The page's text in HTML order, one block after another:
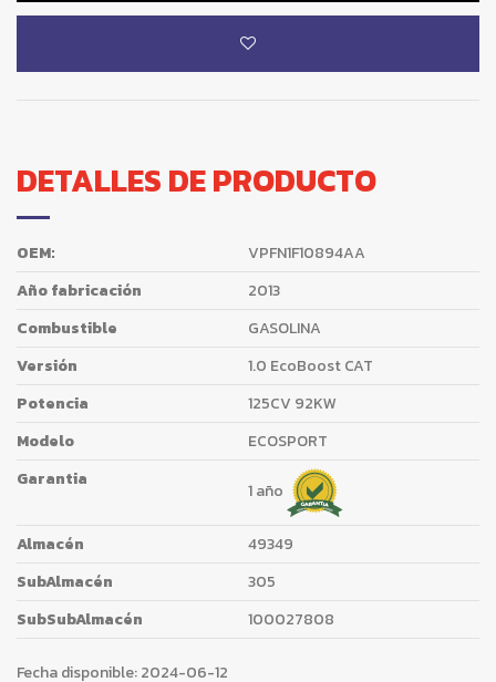
DETALLES DE PRODUCTO
OEM:
VPFN1F10894AA
Año fabricación
2013
Combustible
GASOLINA
Versión
1.0 EcoBoost CAT
Potencia
125CV 92KW
Modelo
ECOSPORT
Garantia
1 año
Almacén
49349
SubAlmacén
305
SubSubAlmacén
100027808
Fecha disponible:2024-06-12